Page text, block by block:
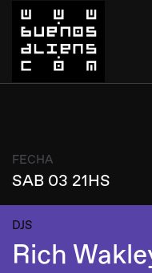
FECHA
SAB 03 21HS
DJS
Rich